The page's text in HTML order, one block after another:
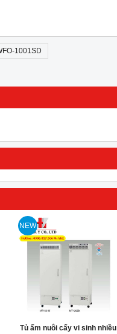
1001SD
NEW
Tủ ấm nuôi cấy vi sinh nhiều